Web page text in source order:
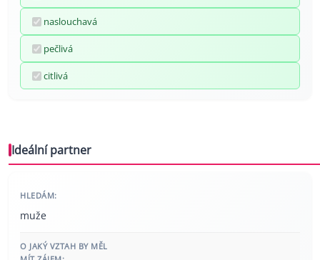
naslouchavá
pečlivá
citlivá
Ideální partner
HLEDÁM:
muže
O JAKÝ VZTAH BY MĚL